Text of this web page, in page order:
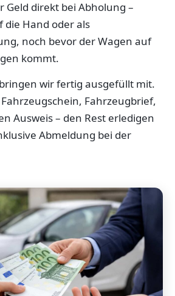
Geld direkt bei Abholung –
die Hand oder als
noch bevor der Wagen auf
kommt.
wir fertig ausgefüllt mit.
Fahrzeugbrief,
Ausweis – den Rest erledigen
Abmeldung bei der